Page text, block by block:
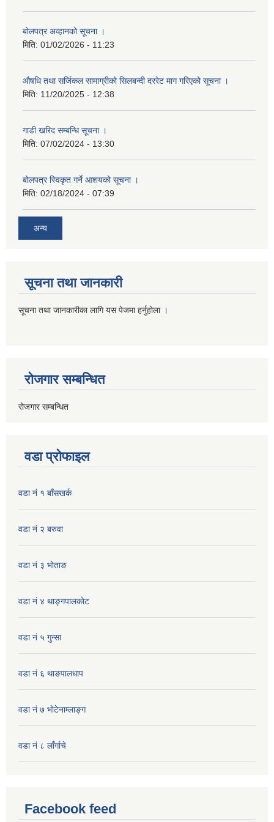
बोलपत्र अव्हानको सूचना ।
मिति: 01/02/2026 - 11:23
औषधि तथा सर्जिकल सामाग्रीको सिलबन्दी दररेट माग गरिएको सूचना ।
मिति: 11/20/2025 - 12:38
गाडी खरिद सम्बन्धि सूचना ।
मिति: 07/02/2024 - 13:30
बोलपत्र स्विकृत गर्ने आशयको सूचना ।
मिति: 02/18/2024 - 07:39
अन्य
सूचना तथा जानकारी
सूचना तथा जानकारीका लागि यस पेजमा हर्नुहोला ।
रोजगार सम्बन्धित
रोजगार सम्बन्धित
वडा प्रोफाइल
वडा नं १ बाँसखर्क
वडा नं २ बरुवा
वडा नं ३ भाेताङ
वडा नं ४ थाङ्गपालकाेट
वडा नं ५ गुन्सा
वडा नं ६ थाङपालधाप
वडा नं ७ भाेटेनाम्लाङ्ग
वडा नं ८ लाँर्गाचे
Facebook feed